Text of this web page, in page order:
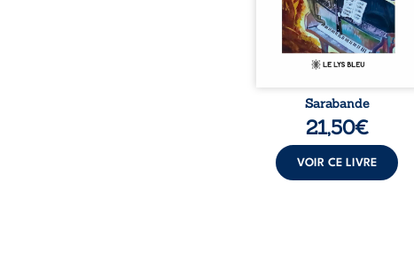
Sarabande
21,50€
VOIR CE LIVRE